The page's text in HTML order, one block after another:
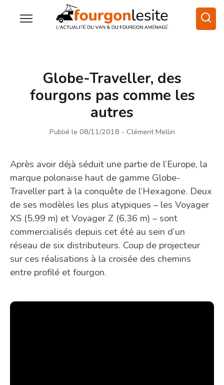
Globe-Traveller, des
fourgons pas comme les
autres
Publié le 08/11/2018 - Clément Mellin
Après avoir déjà séduit une partie de l’Europe, la
marque polonaise haut de gamme Globe-
Traveller part à la conquête de l’Hexagone. Deux
de ses modèles les plus atypiques – les Voyager
XS (5,99 m) et Voyager Z (6,36 m) – sont
commercialisés depuis cet été au sein d’un
réseau de six distributeurs. Coup de projecteur
sur ces réalisations à la croisée des chemins
entre profilé et fourgon.